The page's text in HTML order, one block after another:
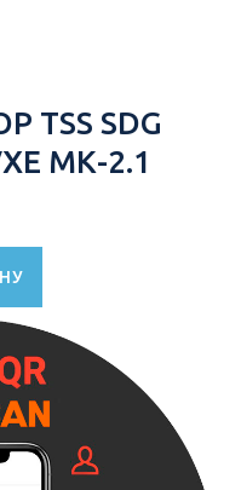
TSS SDG
МК-2.1